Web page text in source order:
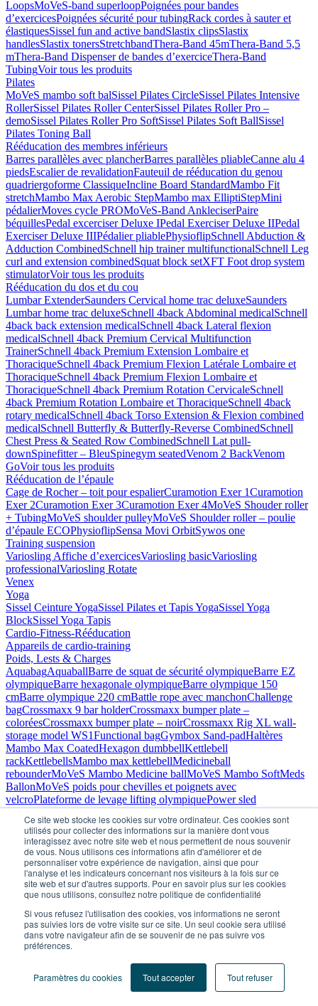
Ce site web stocke les cookies sur votre ordinateur. Ces cookies sont
utilisés pour collecter des informations sur la manière dont vous
interagissez avec notre site web et nous permettent de nous souvenir
de vous. Nous utilisons ces informations afin d'améliorer et de
personnaliser votre expérience de navigation, ainsi que pour
l'analyse et les indicateurs concernant nos visiteurs à la fois sur ce
site web et sur d'autres supports. Pour en savoir plus sur les cookies
que nous utilisons, consultez notre politique de confidentialité
Si vous refusez l'utilisation des cookies, vos informations ne seront
pas suivies lors de votre visite sur ce site. Un seul cookie sera utilisé
dans votre navigateur afin de se souvenir de ne pas suivre vos
préférences.
Paramètres du cookies Tout accepter Tout refuser
LoopsMoVeS-band superloopPoignées pour bandes
d’exercicesPoignées sécurité pour tubingRack cordes à sauter et
élastiquesSissel fun and active bandSlastix clipsSlastix
handlesSlastix tonersStretchbandThera-Band 45mThera-Band 5,5
mThera-Band Dispenser de bandes d’exerciceThera-Band
TubingVoir tous les produits
Pilates
MoVeS mambo soft balSissel Pilates CircleSissel Pilates Intensive
RollerSissel Pilates Roller CenterSissel Pilates Roller Pro –
demoSissel Pilates Roller Pro SoftSissel Pilates Soft BallSissel
Pilates Toning Ball
Rééducation des membres inférieurs
Barres parallèles avec plancherBarres parallèles pliableCanne alu 4
piedsEscalier de revalidationFauteuil de rééducation du genou
quadriergoforme ClassiqueIncline Board StandardMambo Fit
stretchMambo Max Aerobic StepMambo max ElliptiStepMini
pédalierMoves cycle PROMoVeS-Band AnkleciserPaire
béquillesPedal excerciser Deluxe IPedal Exerciser Deluxe IIPedal
Exerciser Deluxe IIIPédalier pliablePhysioflipSchnell Abduction &
Adduction CombinedSchnell hip trainer multifunctionalSchnell Leg
curl and extension combinedSquat block setXFT Foot drop system
stimulatorVoir tous les produits
Rééducation du dos et du cou
Lumbar ExtenderSaunders Cervical home trac deluxeSaunders
Lumbar home trac deluxeSchnell 4back Abdominal medicalSchnell
4back back extension medicalSchnell 4back Lateral flexion
medicalSchnell 4back Premium Cervical Multifunction
TrainerSchnell 4back Premium Extension Lombaire et
ThoraciqueSchnell 4back Premium Flexion Latérale Lombaire et
ThoraciqueSchnell 4back Premium Flexion Lombaire et
ThoraciqueSchnell 4back Premium Rotation CervicaleSchnell
4back Premium Rotation Lombaire et ThoraciqueSchnell 4back
rotary medicalSchnell 4back Torso Extension & Flexion combined
medicalSchnell Butterfly & Butterfly-Reverse CombinedSchnell
Chest Press & Seated Row CombinedSchnell Lat pull-
downSpinefitter – BleuSpinegym seatedVenom 2 BackVenom
GoVoir tous les produits
Rééducation de l’épaule
Cage de Rocher – toit pour espalierCuramotion Exer 1Curamotion
Exer 2Curamotion Exer 3Curamotion Exer 4MoVeS Shouder roller
+ TubingMoVeS shoulder pulleyMoVeS Shoulder roller – poulie
d’épaule ECOPhysioflipSensa Movi OrbitSywos one
Training suspension
Variosling Affiche d’exercicesVariosling basicVariosling
professionalVariosling Rotate
Venex
Yoga
Sissel Ceinture YogaSissel Pilates et Tapis YogaSissel Yoga
BlockSissel Yoga Tapis
Cardio-Fitness-Rééducation
Appareils de cardio-training
Poids, Lests & Charges
AquabagAquaballBarre de squat de sécurité olympiqueBarre EZ
olympiqueBarre hexagonale olympiqueBarre olympique 150
cmBarre olympique 220 cmBattle rope avec manchonChallenge
bagCrossmaxx 9 bar holderCrossmaxx bumper plate –
coloréesCrossmaxx bumper plate – noirCrossmaxx Rig XL wall-
storage model WS1Functional bagGymbox Sand-padHaltères
Mambo Max CoatedHexagon dumbbellKettlebell
rackKettlebellsMambo max kettlebellMedicineball
rebounderMoVeS Mambo Medicine ballMoVeS Mambo SoftMeds
BallonMoVeS poids pour chevilles et poignets avec
velcroPlateforme de levage lifting olympiquePower sled
(black)Rack haltèresRack haltères avec haltères chromésRevvll
ONE – Endless-ropetrainingRevvll PRO – Endless-
ropetrainingSupport disquesSupport disques – 50mmUnitree
PUMPWall ballYbellYbell ArcVoir tous les produits
Appareils de Musculation
Abductor/Adductor combiCrossmaxx Rig XL half-rack
Crossmaxx Rig XL half-rack S1 + baseplateCrossmaxx Rig XL
half-rack S2 Crossmaxx Rig XL half-rack S2 + baseplateCrossmaxx
XL Dual pulleyDynamed – Poulie Explosive Duo ProDynamed –
Poulie Explosive Duo Pro+Dynamed Banc règlableDynamed leg
pressFauteuil de rééducation du genou quadriergoforme
ClassiqueFitness Multi Adjustable Bench
Functional Trainer VPSKinexo – Bloc 4 fonctionsKINEXO –
Poulie intégrale universelle DK300KINEXO – Poulie universelle
KINEXO – Poulie universelle DK75KINEXO – Poulie